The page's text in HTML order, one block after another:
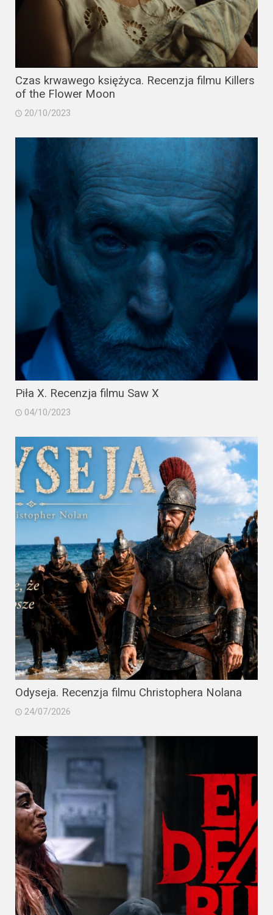
Czas krwawego księżyca. Recenzja filmu Killers
of the Flower Moon
20/10/2023
Piła X. Recenzja filmu Saw X
04/10/2023
Odyseja. Recenzja filmu Christophera Nolana
24/07/2026